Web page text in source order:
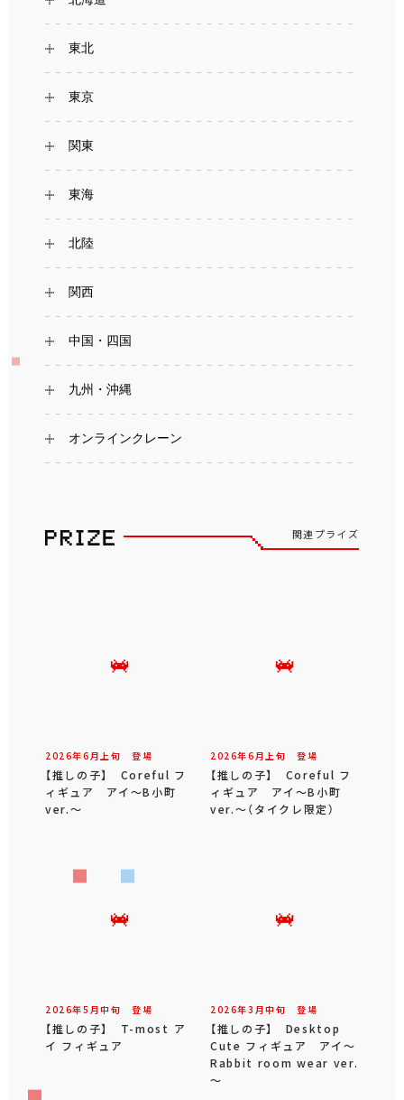
東北
東京
関東
東海
北陸
関西
中国・四国
九州・沖縄
オンラインクレーン
関連プライズ
2026年6 月 上旬 登場
【推しの子】 Coreful フ
ィギュア アイ～B小町
ver.～
2026年6 月 上旬 登場
【推しの子】 Coreful フ
ィギュア アイ～B小町
ver.～（タイクレ限定）
2026年5 月中旬 登場
【推しの子】 T-most ア
イ フィギュア
2026年3 月中旬 登場
【推しの子】 Desktop
Cute フィギュア アイ～
Rabbit room wear ver.
～